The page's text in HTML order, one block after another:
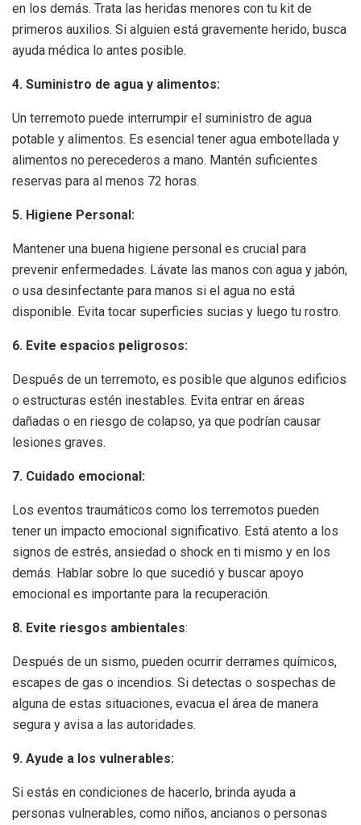
en los demás. Trata las heridas menores con tu kit de
primeros auxilios. Si alguien está gravemente herido, busca
ayuda médica lo antes posible.
4. Suministro de agua y alimentos:
Un terremoto puede interrumpir el suministro de agua
potable y alimentos. Es esencial tener agua embotellada y
alimentos no perecederos a mano. Mantén suficientes
reservas para al menos 72 horas.
5. Higiene Personal:
Mantener una buena higiene personal es crucial para
prevenir enfermedades. Lávate las manos con agua y jabón,
o usa desinfectante para manos si el agua no está
disponible. Evita tocar superficies sucias y luego tu rostro.
6. Evite espacios peligrosos:
Después de un terremoto, es posible que algunos edificios
o estructuras estén inestables. Evita entrar en áreas
dañadas o en riesgo de colapso, ya que podrían causar
lesiones graves.
7. Cuidado emocional:
Los eventos traumáticos como los terremotos pueden
tener un impacto emocional significativo. Está atento a los
signos de estrés, ansiedad o shock en ti mismo y en los
demás. Hablar sobre lo que sucedió y buscar apoyo
emocional es importante para la recuperación.
8. Evite riesgos ambientales:
Después de un sismo, pueden ocurrir derrames químicos,
escapes de gas o incendios. Si detectas o sospechas de
alguna de estas situaciones, evacua el área de manera
segura y avisa a las autoridades.
9. Ayude a los vulnerables:
Si estás en condiciones de hacerlo, brinda ayuda a
personas vulnerables, como niños, ancianos o personas